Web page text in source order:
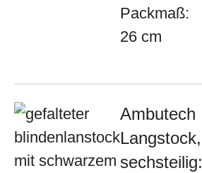
Packmaß:
26 cm
Ambutech
Langstock,
sechsteilig: